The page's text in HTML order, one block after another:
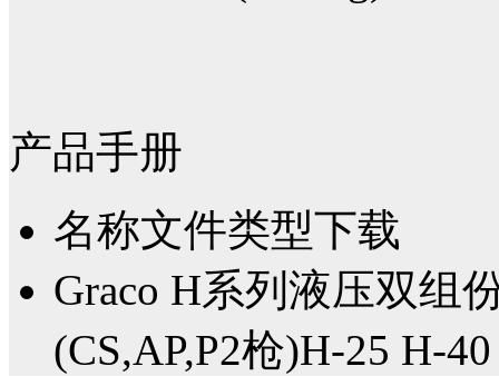
产品手册
名称文件类型下载
Graco H系列液压双组
(CS,AP,P2枪)H-25 H-